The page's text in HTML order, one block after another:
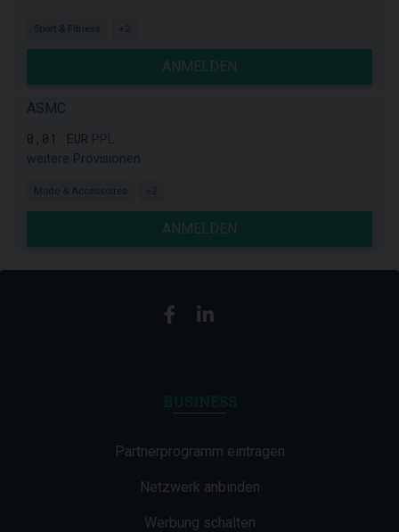
Sport & Fitness +2
ANMELDEN
ASMC
0,01 EUR
weitere Provisionen
Mode & Accessoires +2
ANMELDEN
Partnerprogramm eintragen
Netzwerk anbinden
Werbung schalten